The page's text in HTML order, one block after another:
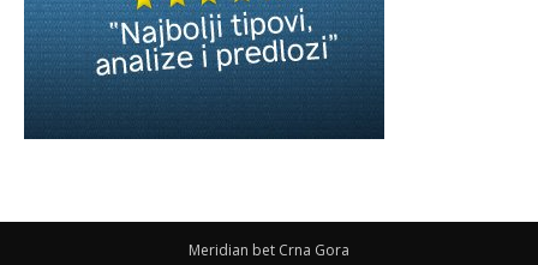
Meridian bet Crna Gora